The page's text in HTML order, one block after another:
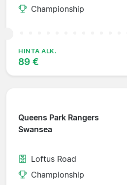
Championship
HINTA ALK.
89 €
Queens Park Rangers
Swansea
Loftus Road
Championship